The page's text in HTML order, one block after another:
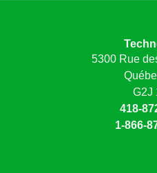
5300 Rue
G2J
418-
1-866-